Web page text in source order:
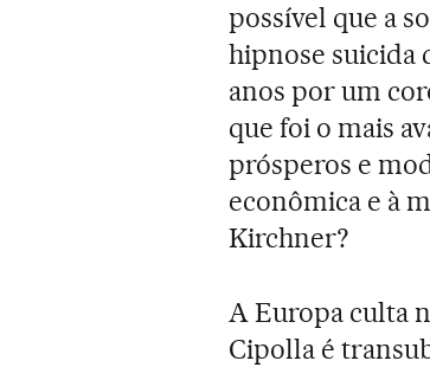
possível que a
hipnose suicida
anos por um
que foi o mais
prósperos e
econômica e à
Kirchner?
A Europa culta
Cipolla é